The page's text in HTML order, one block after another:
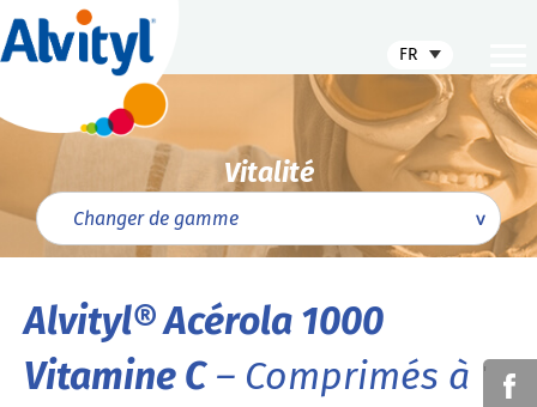
Vitalité
Alvityl® Acérola 1000
Vitamine C– Comprimés à
'
FR